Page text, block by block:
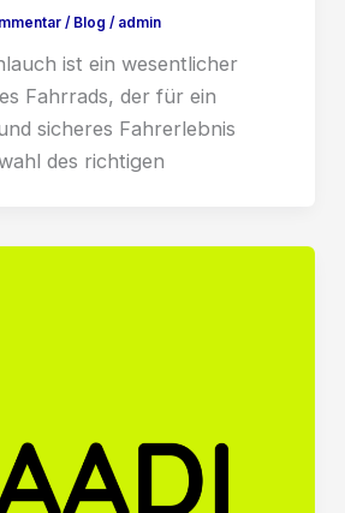
/ Blog / admin
ist ein wesentlicher
Fahrrads, der für ein
sicheres Fahrerlebnis
des richtigen